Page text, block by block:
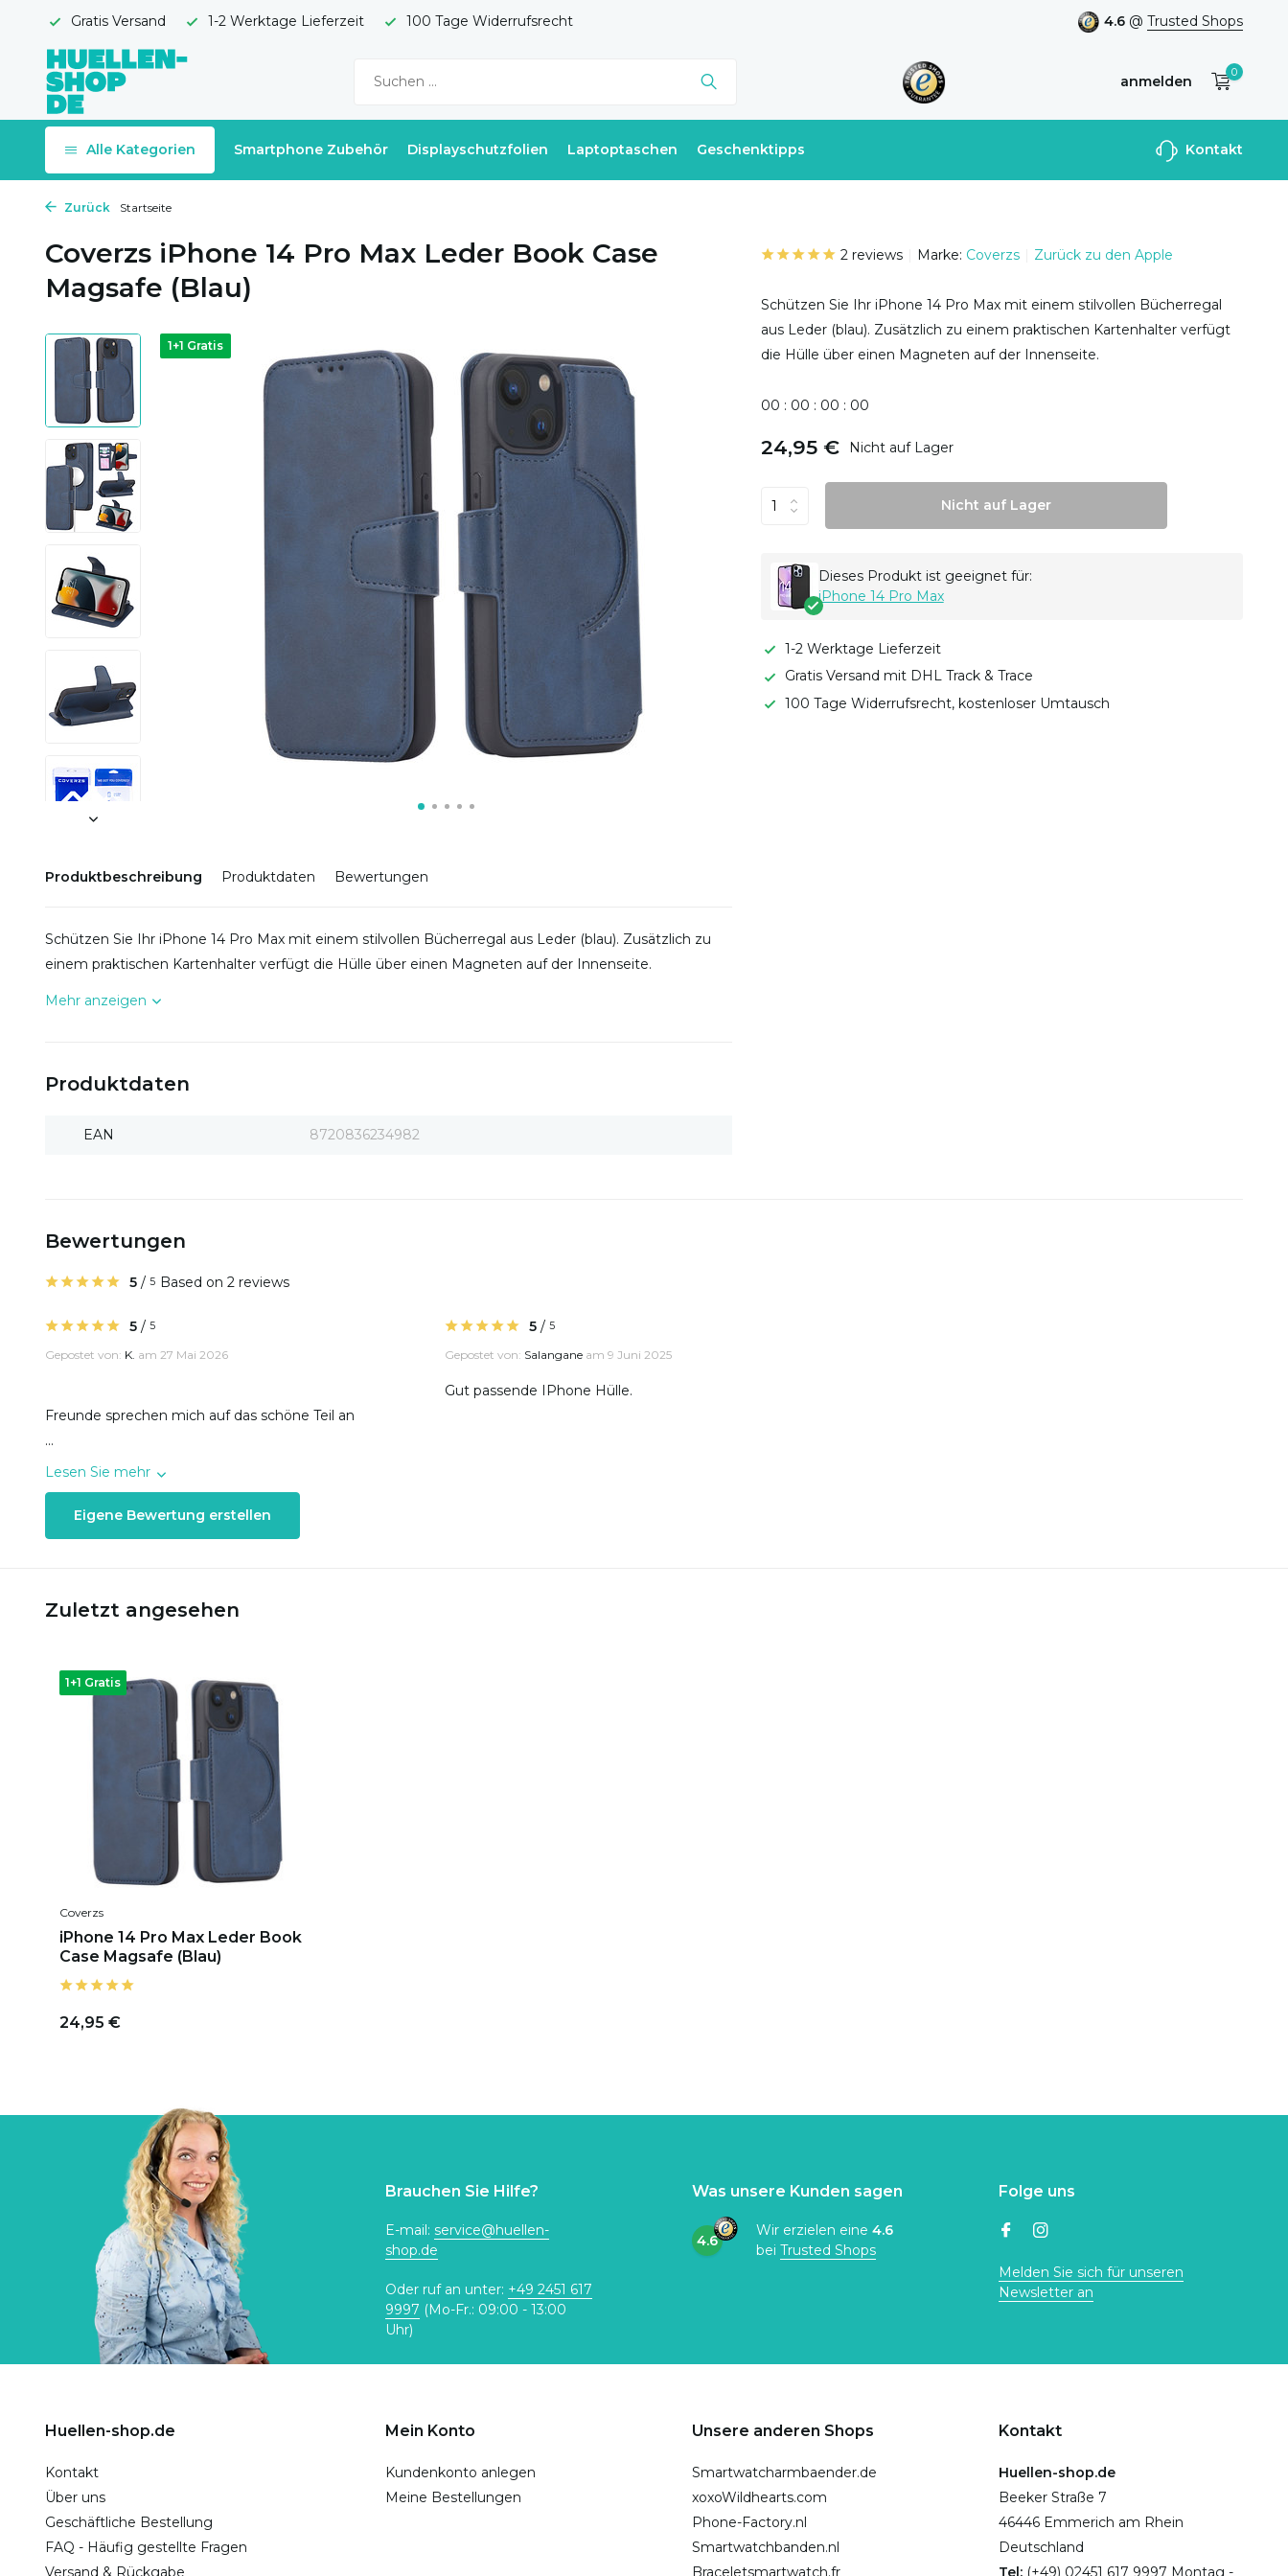
Gratis Versand 1-2 Werktage Lieferzeit 100 Tage Widerrufsrecht 4.6 @ Trusted Shops
anmelden
Benutzerkonto
0
Alle Kategorien Smartphone Zubehör Displayschutzfolien Laptoptaschen Geschenktipps Kontakt
Zurück Startseite
Coverzs iPhone 14 Pro Max Leder Book Case
Magsafe (Blau)
1+1 Gratis
Produktbeschreibung Produktdaten Bewertungen
Schützen Sie Ihr iPhone 14 Pro Max mit einem stilvollen Bücherregal aus Leder (blau). Zusätzlich zu
einem praktischen Kartenhalter verfügt die Hülle über einen Magneten auf der Innenseite.
Mehr anzeigen
Produktdaten
EAN 8720836234982
2 reviews Marke: Coverzs Zurück zu den Apple
Schützen Sie Ihr iPhone 14 Pro Max mit einem stilvollen Bücherregal
aus Leder (blau). Zusätzlich zu einem praktischen Kartenhalter verfügt
die Hülle über einen Magneten auf der Innenseite.
00 : 00 : 00 : 00
24,95 € Nicht auf Lager
Nicht auf Lager
Dieses Produkt ist geeignet für:
iPhone 14 Pro Max
1-2 Werktage Lieferzeit
Gratis Versand mit DHL Track & Trace
100 Tage Widerrufsrecht, kostenloser Umtausch
Bewertungen
5 / 5 Based on 2 reviews
5 / 5
Gepostet von: K. am 27 Mai 2026
Freunde sprechen mich auf das schöne Teil an
...
Lesen Sie mehr
5/ 5
Gepostet von: Salanganeam 9 Juni 2025
Gut passende IPhone Hülle.
Eigene Bewertung erstellen
Zuletzt angesehen
1+1 Gratis
Coverzs
iPhone 14 Pro Max Leder Book
Case Magsafe (Blau)
24,95 €
Brauchen Sie Hilfe?
E-mail: service@huellen-
shop.de
Oder ruf an unter: +49 2451 617
9997 (Mo-Fr.: 09:00 - 13:00
Uhr)
Was unsere Kunden sagen
4.6
Wir erzielen eine 4.6
bei Trusted Shops
Folge uns
Melden Sie sich für unseren
Newsletter an
Huellen-shop.de
Kontakt
Über uns
Geschäftliche Bestellung
FAQ - Häufig gestellte Fragen
Versand & Rückgabe
Mein Konto
Kundenkonto anlegen
Meine Bestellungen
Unsere anderen Shops
Smartwatcharmbaender.de
xoxoWildhearts.com
Phone-Factory.nl
Smartwatchbanden.nl
Braceletsmartwatch.fr
Kontakt
Huellen-shop.de
Beeker Straße 7
46446 Emmerich am Rhein
Deutschland
Tel: (+49) 02451 617 9997 Montag -